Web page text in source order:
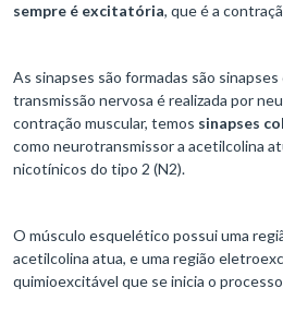
sempre é excitatória, que é a
As sinapses são formadas são sinapses
transmissão nervosa é realizada por
contração muscular, temos sinapses
como neurotransmissor a acetilcolina
nicotínicos do tipo 2 (N2).
O músculo esquelético possui uma
acetilcolina atua, e uma região
quimioexcitável que se inicia o